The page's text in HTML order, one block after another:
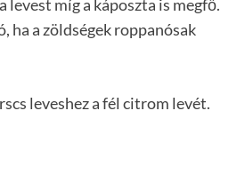
levest míg a káposzta is megfő.
ha a zöldségek roppanósak
leveshez a fél citrom levét.